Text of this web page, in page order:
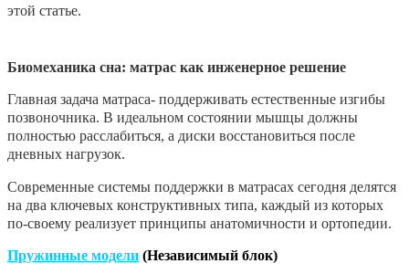
этой статье.
Биомеханика сна: матрас как инженерное решение
Главная задача матраса- поддерживать естественные изгибы
позвоночника. В идеальном состоянии мышцы должны
полностью расслабиться, а диски восстановиться после
дневных нагрузок.
Современные системы поддержки в матрасах сегодня делятся
на два ключевых конструктивных типа, каждый из которых
по-своему реализует принципы анатомичности и ортопедии.
Пружинные модели (Независимый блок)